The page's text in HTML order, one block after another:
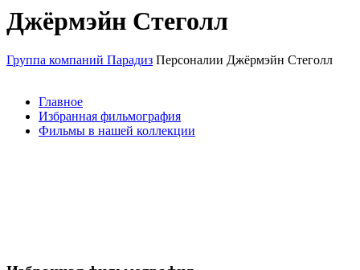
Джёрмэйн Стеголл
Группа компаний Парадиз Персоналии Джёрмэйн Стеголл
Главное
Избранная фильмография
Фильмы в нашей коллекции